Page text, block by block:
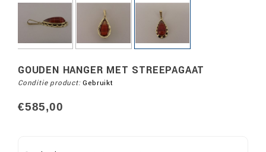
GOUDEN HANGER MET STREEPAGAAT
Conditie product: Gebruikt
€585,00